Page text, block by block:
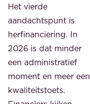
Het vierde
aandachtspunt is
herfinanciering. In
2026 is dat minder
een administratief
moment en meer een
kwaliteitstoets.